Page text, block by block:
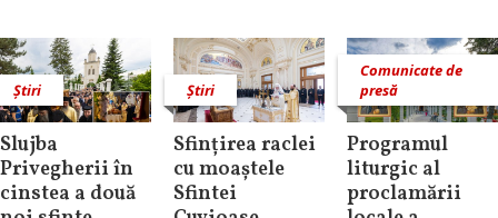
Știri
Slujba
Privegherii în
cinstea a două
Știri
Sfințirea raclei
cu moaștele
Sfintei
Comunicate de
presă
Programul
liturgic al
proclamării